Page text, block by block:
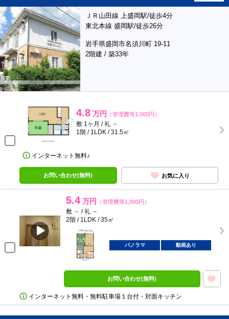
ＪＲ山田線 上盛岡駅/徒歩4分
東北本線 盛岡駅/徒歩26分
岩手県盛岡市名須川町 19-11
2階建 / 築33年
4.8 万円 （管理費等1,000円）
敷 1ヶ月 / 礼 －
1階 / 1LDK / 31.5㎡
インターネット無料♪
お問い合わせ(無料) お気に入り
5.4 万円 （管理費等1,000円）
敷 － / 礼 －
2階 / 1LDK / 35㎡
パノラマ 動画あり
お問い合わせ(無料)
インターネット無料・無料駐車場１台付・対面キッチン